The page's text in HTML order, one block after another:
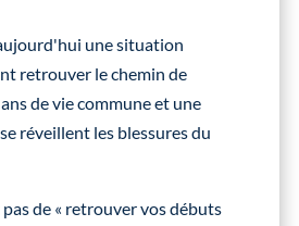
une situation
retrouver le chemin de
de vie commune et une
réveillent les blessures du
de « retrouver vos débuts